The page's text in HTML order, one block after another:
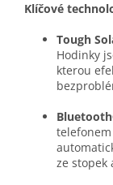
Klíčové
Tough
Hodinky
kterou
ze stopek